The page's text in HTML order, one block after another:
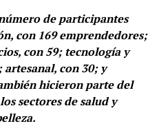
de participantes
con 169 emprendedores;
con 59; tecnología y
con 30; y
hicieron parte del
sectores de salud y